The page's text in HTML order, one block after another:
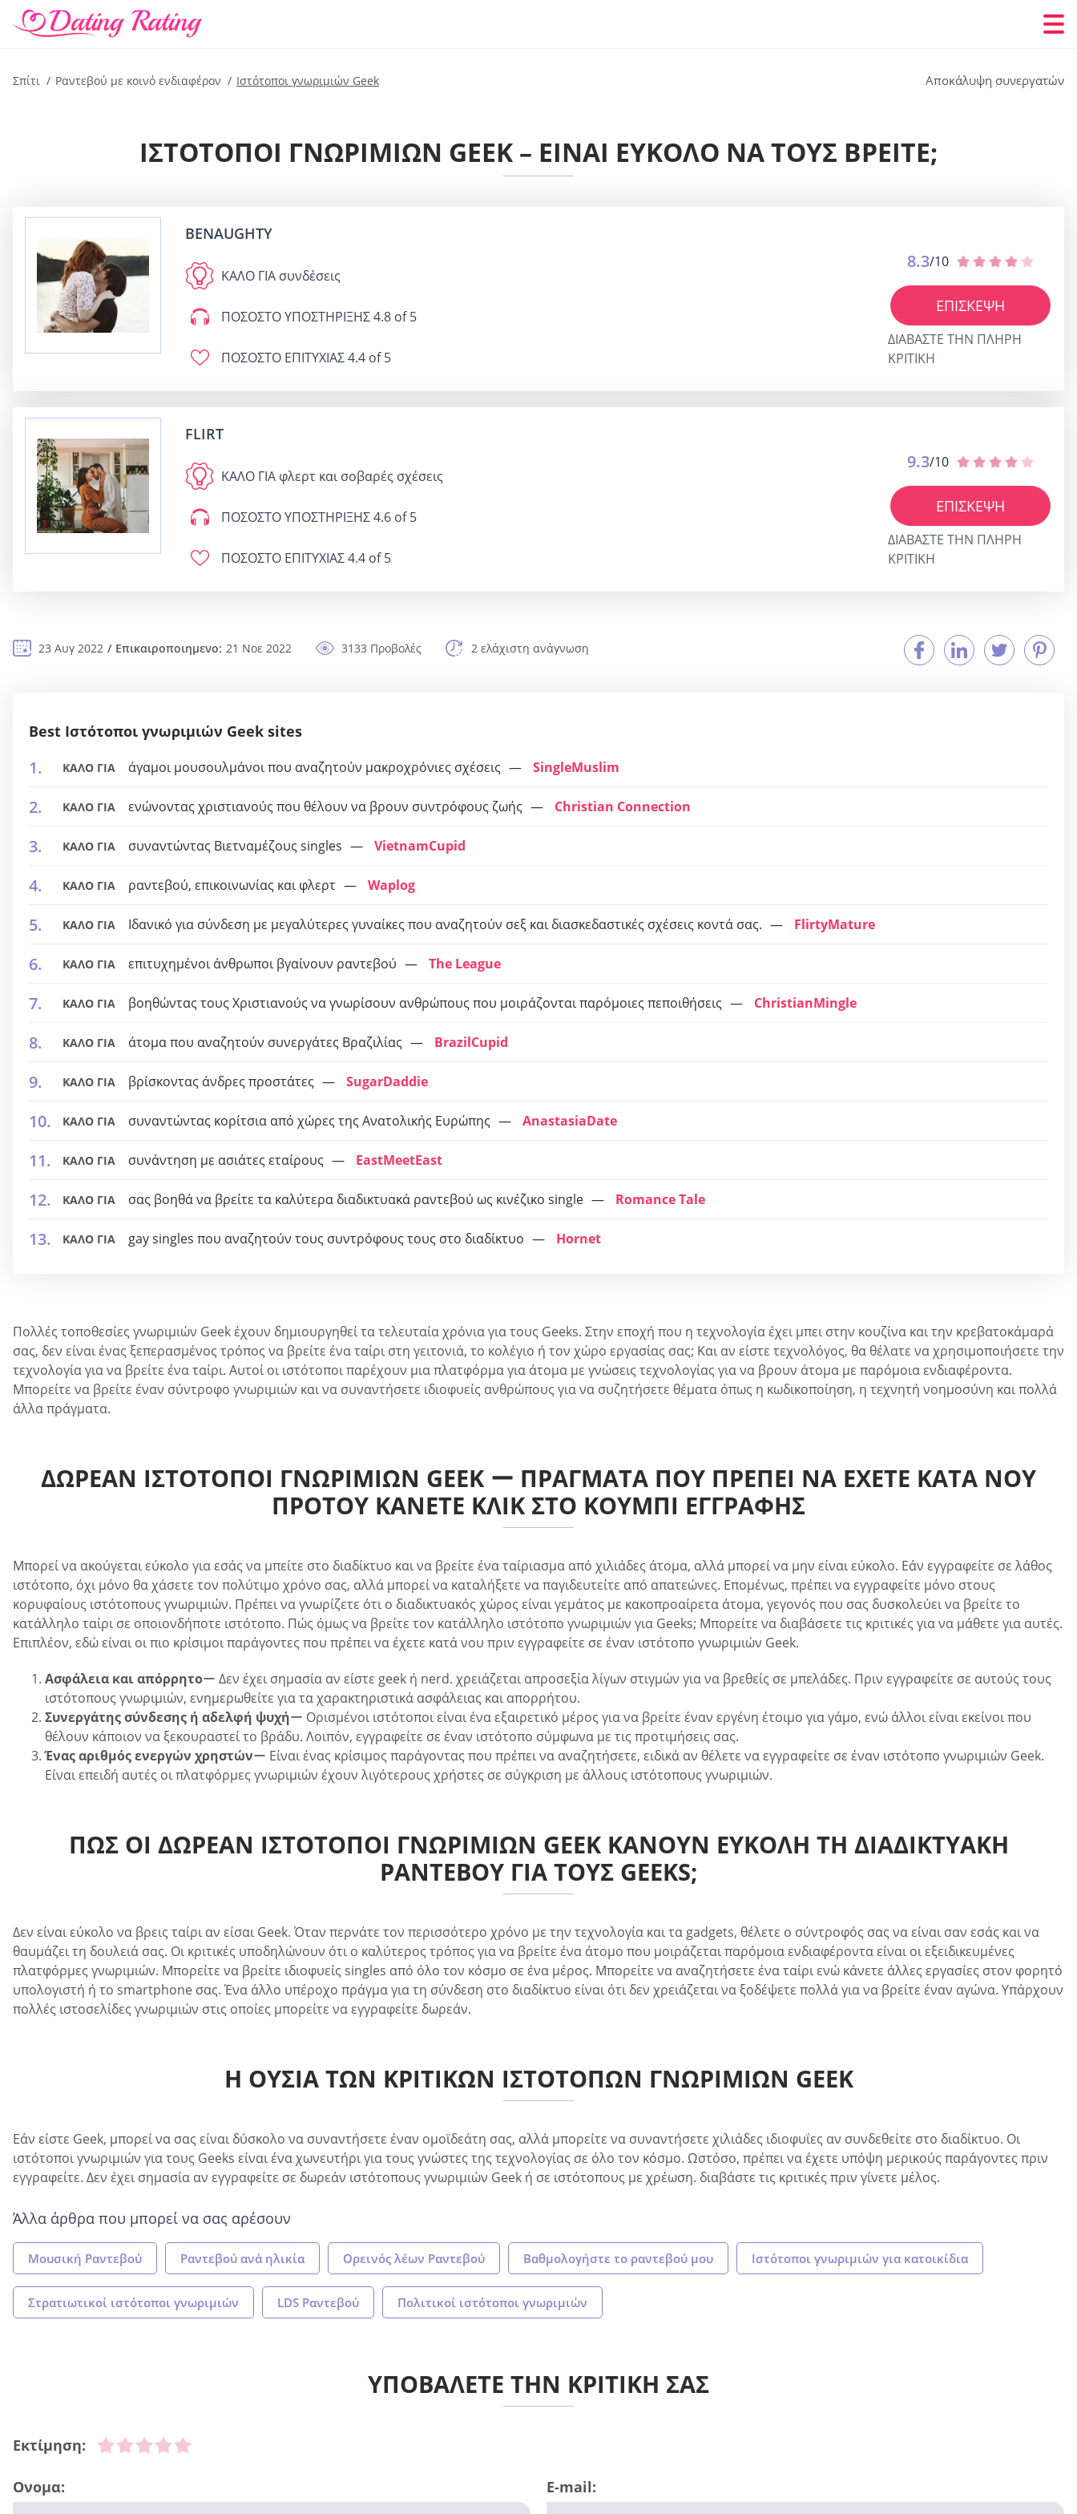
Σπίτι Ραντεβού με κοινό ενδιαφέρον Ιστότοποι γνωριμιών Geek Αποκάλυψη συνεργατών
ΙΣΤΌΤΟΠΟΙ ΓΝΩΡΙΜΙΏΝ GEEK – ΕΊΝΑΙ ΕΎΚΟΛΟ ΝΑ ΤΟΥΣ ΒΡΕΊΤΕ;
BENAUGHTY
ΚΑΛΟ ΓΙΑ συνδέσεις
ΠΟΣΟΣΤΟ ΥΠΟΣΤΗΡΙΞΗΣ4.8 of 5
ΠΟΣΟΣΤΟ ΕΠΙΤΥΧΙΑΣ4.4 of 5
8.3/10
ΕΠΊΣΚΕΨΗ
ΔΙΑΒΆΣΤΕ ΤΗΝ ΠΛΉΡΗ
ΚΡΙΤΙΚΉ
FLIRT
ΚΑΛΟ ΓΙΑ φλερτ και σοβαρές σχέσεις
ΠΟΣΟΣΤΟ ΥΠΟΣΤΗΡΙΞΗΣ4.6 of 5
ΠΟΣΟΣΤΟ ΕΠΙΤΥΧΙΑΣ4.4 of 5
9.3/10
ΕΠΊΣΚΕΨΗ
ΔΙΑΒΆΣΤΕ ΤΗΝ ΠΛΉΡΗ
ΚΡΙΤΙΚΉ
23 Αυγ 2022 Επικαιροποιημενο: 21 Νοε 2022 3133 Προβολές 2 ελάχιστη ανάγνωση
Best Ιστότοποι γνωριμιών Geek sites
ΚΑΛΟ ΓΙΑ άγαμοι μουσουλμάνοι που αναζητούν μακροχρόνιες σχέσεις SingleMuslim
ΚΑΛΟ ΓΙΑ ενώνοντας χριστιανούς που θέλουν να βρουν συντρόφους ζωής Christian Connection
ΚΑΛΟ ΓΙΑ συναντώντας Βιετναμέζους singles VietnamCupid
ΚΑΛΟ ΓΙΑ ραντεβού, επικοινωνίας και φλερτ Waplog
ΚΑΛΟ ΓΙΑ Ιδανικό για σύνδεση με μεγαλύτερες γυναίκες που αναζητούν σεξ και διασκεδαστικές σχέσεις κοντά σας. FlirtyMature
ΚΑΛΟ ΓΙΑ επιτυχημένοι άνθρωποι βγαίνουν ραντεβού The League
ΚΑΛΟ ΓΙΑ βοηθώντας τους Χριστιανούς να γνωρίσουν ανθρώπους που μοιράζονται παρόμοιες πεποιθήσεις ChristianMingle
ΚΑΛΟ ΓΙΑ άτομα που αναζητούν συνεργάτες Βραζιλίας BrazilCupid
ΚΑΛΟ ΓΙΑ βρίσκοντας άνδρες προστάτες SugarDaddie
ΚΑΛΟ ΓΙΑ συναντώντας κορίτσια από χώρες της Ανατολικής Ευρώπης AnastasiaDate
ΚΑΛΟ ΓΙΑ συνάντηση με ασιάτες εταίρους EastMeetEast
ΚΑΛΟ ΓΙΑ σας βοηθά να βρείτε τα καλύτερα διαδικτυακά ραντεβού ως κινέζικο single Romance Tale
ΚΑΛΟ ΓΙΑ gay singles που αναζητούν τους συντρόφους τους στο διαδίκτυο Hornet
Πολλές τοποθεσίες γνωριμιών Geek έχουν δημιουργηθεί τα τελευταία χρόνια για τους Geeks. Στην εποχή που η τεχνολογία έχει μπει στην κουζίνα και την κρεβατοκάμαρά
σας, δεν είναι ένας ξεπερασμένος τρόπος να βρείτε ένα ταίρι στη γειτονιά, το κολέγιο ή τον χώρο εργασίας σας; Και αν είστε τεχνολόγος, θα θέλατε να χρησιμοποιήσετε την
τεχνολογία για να βρείτε ένα ταίρι. Αυτοί οι ιστότοποι παρέχουν μια πλατφόρμα για άτομα με γνώσεις τεχνολογίας για να βρουν άτομα με παρόμοια ενδιαφέροντα.
Μπορείτε να βρείτε έναν σύντροφο γνωριμιών και να συναντήσετε ιδιοφυείς ανθρώπους για να συζητήσετε θέματα όπως η κωδικοποίηση, η τεχνητή νοημοσύνη και πολλά
άλλα πράγματα.
ΔΩΡΕΆΝ ΙΣΤΌΤΟΠΟΙ ΓΝΩΡΙΜΙΏΝ GEEK ー ΠΡΆΓΜΑΤΑ ΠΟΥ ΠΡΈΠΕΙ ΝΑ ΈΧΕΤΕ ΚΑΤΆ ΝΟΥ
ΠΡΟΤΟΎ ΚΆΝΕΤΕ ΚΛΙΚ ΣΤΟ ΚΟΥΜΠΊ ΕΓΓΡΑΦΉΣ
Μπορεί να ακούγεται εύκολο για εσάς να μπείτε στο διαδίκτυο και να βρείτε ένα ταίριασμα από χιλιάδες άτομα, αλλά μπορεί να μην είναι εύκολο. Εάν εγγραφείτε σε λάθος
ιστότοπο, όχι μόνο θα χάσετε τον πολύτιμο χρόνο σας, αλλά μπορεί να καταλήξετε να παγιδευτείτε από απατεώνες. Επομένως, πρέπει να εγγραφείτε μόνο στους
κορυφαίους ιστότοπους γνωριμιών. Πρέπει να γνωρίζετε ότι ο διαδικτυακός χώρος είναι γεμάτος με κακοπροαίρετα άτομα, γεγονός που σας δυσκολεύει να βρείτε το
κατάλληλο ταίρι σε οποιονδήποτε ιστότοπο. Πώς όμως να βρείτε τον κατάλληλο ιστότοπο γνωριμιών για Geeks; Μπορείτε να διαβάσετε τις κριτικές για να μάθετε για αυτές.
Επιπλέον, εδώ είναι οι πιο κρίσιμοι παράγοντες που πρέπει να έχετε κατά νου πριν εγγραφείτε σε έναν ιστότοπο γνωριμιών Geek.
Ασφάλεια και απόρρητοー Δεν έχει σημασία αν είστε geek ή nerd. χρειάζεται απροσεξία λίγων στιγμών για να βρεθείς σε μπελάδες. Πριν εγγραφείτε σε αυτούς τους
ιστότοπους γνωριμιών, ενημερωθείτε για τα χαρακτηριστικά ασφάλειας και απορρήτου.
Συνεργάτης σύνδεσης ή αδελφή ψυχήー Ορισμένοι ιστότοποι είναι ένα εξαιρετικό μέρος για να βρείτε έναν εργένη έτοιμο για γάμο, ενώ άλλοι είναι εκείνοι που
θέλουν κάποιον να ξεκουραστεί το βράδυ. Λοιπόν, εγγραφείτε σε έναν ιστότοπο σύμφωνα με τις προτιμήσεις σας.
Ένας αριθμός ενεργών χρηστώνー Είναι ένας κρίσιμος παράγοντας που πρέπει να αναζητήσετε, ειδικά αν θέλετε να εγγραφείτε σε έναν ιστότοπο γνωριμιών Geek.
Είναι επειδή αυτές οι πλατφόρμες γνωριμιών έχουν λιγότερους χρήστες σε σύγκριση με άλλους ιστότοπους γνωριμιών.
ΠΏΣ ΟΙ ΔΩΡΕΆΝ ΙΣΤΌΤΟΠΟΙ ΓΝΩΡΙΜΙΏΝ GEEK ΚΆΝΟΥΝ ΕΎΚΟΛΗ ΤΗ ΔΙΑΔΙΚΤΥΑΚΉ
ΡΑΝΤΕΒΟΎ ΓΙΑ ΤΟΥΣ GEEKS;
Δεν είναι εύκολο να βρεις ταίρι αν είσαι Geek. Όταν περνάτε τον περισσότερο χρόνο με την τεχνολογία και τα gadgets, θέλετε ο σύντροφός σας να είναι σαν εσάς και να
θαυμάζει τη δουλειά σας. Οι κριτικές υποδηλώνουν ότι ο καλύτερος τρόπος για να βρείτε ένα άτομο που μοιράζεται παρόμοια ενδιαφέροντα είναι οι εξειδικευμένες
πλατφόρμες γνωριμιών. Μπορείτε να βρείτε ιδιοφυείς singles από όλο τον κόσμο σε ένα μέρος. Μπορείτε να αναζητήσετε ένα ταίρι ενώ κάνετε άλλες εργασίες στον φορητό
υπολογιστή ή το smartphone σας. Ένα άλλο υπέροχο πράγμα για τη σύνδεση στο διαδίκτυο είναι ότι δεν χρειάζεται να ξοδέψετε πολλά για να βρείτε έναν αγώνα. Υπάρχουν
πολλές ιστοσελίδες γνωριμιών στις οποίες μπορείτε να εγγραφείτε δωρεάν.
Η ΟΥΣΊΑ ΤΩΝ ΚΡΙΤΙΚΏΝ ΙΣΤΌΤΟΠΩΝ ΓΝΩΡΙΜΙΏΝ GEEK
Εάν είστε Geek, μπορεί να σας είναι δύσκολο να συναντήσετε έναν ομοϊδεάτη σας, αλλά μπορείτε να συναντήσετε χιλιάδες ιδιοφυΐες αν συνδεθείτε στο διαδίκτυο. Οι
ιστότοποι γνωριμιών για τους Geeks είναι ένα χωνευτήρι για τους γνώστες της τεχνολογίας σε όλο τον κόσμο. Ωστόσο, πρέπει να έχετε υπόψη μερικούς παράγοντες πριν
εγγραφείτε. Δεν έχει σημασία αν εγγραφείτε σε δωρεάν ιστότοπους γνωριμιών Geek ή σε ιστότοπους με χρέωση. διαβάστε τις κριτικές πριν γίνετε μέλος.
Άλλα άρθρα που μπορεί να σας αρέσουν
Μουσική Ραντεβού Ραντεβού ανά ηλικία Ορεινός λέων Ραντεβού Βαθμολογήστε το ραντεβού μου Ιστότοποι γνωριμιών για κατοικίδια
Στρατιωτικοί ιστότοποι γνωριμιών LDS Ραντεβού Πολιτικοί ιστότοποι γνωριμιών
ΥΠΟΒΑΛΕΤΕ ΤΗΝ ΚΡΙΤΙΚΗ ΣΑΣ
Εκτίμηση:
Ονομα: E-mail: